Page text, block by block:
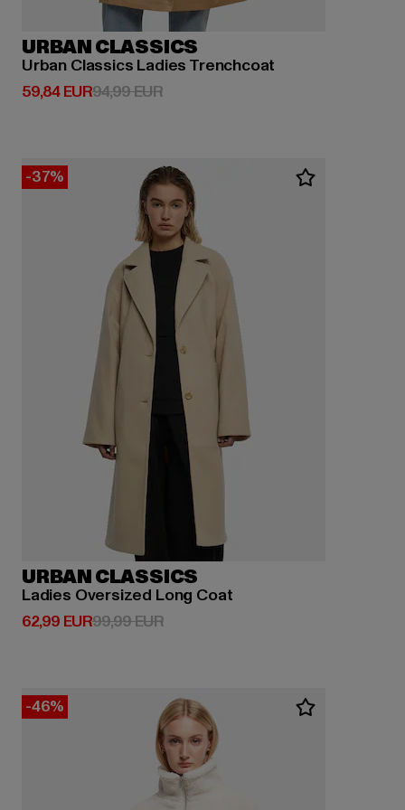
URBAN CLASSICS
Urban Classics Ladies Trenchcoat
59,84 EUR
Derzeitiger Preis: 59,84 EUR
94,99 EURAktionspreis: 94,99 EUR
-37%
URBAN CLASSICS
Ladies Oversized Long Coat
62,99 EUR
Derzeitiger Preis: 62,99 EUR
99,99 EURAktionspreis: 99,99 EUR
-46%